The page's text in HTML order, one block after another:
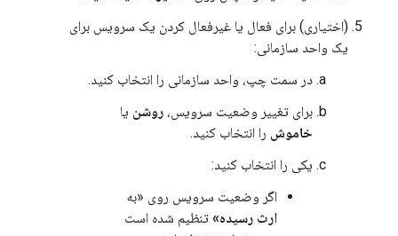
(اختیاری) برای فعال یا غیرفعال کردن یک سرویس برای
یک واحد سازمانی:
در سمت چپ، واحد سازمانی را انتخاب کنید.
برای تغییر وضعیت سرویس، روشن یا
خاموش را انتخاب کنید.
یکی را انتخاب کنید:
اگر وضعیت سرویس روی «به
ارث رسیده» تنظیم شده است